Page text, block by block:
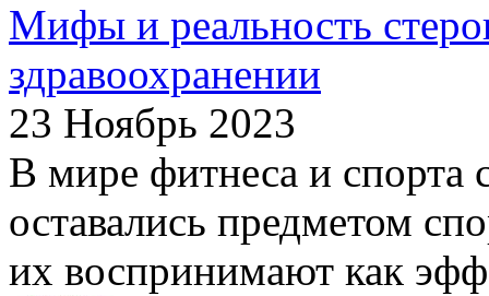
Мифы и реальность
здравоохранении
23 Ноябрь 2023
В мире фитнеса и спорта
оставались предметом
их воспринимают как